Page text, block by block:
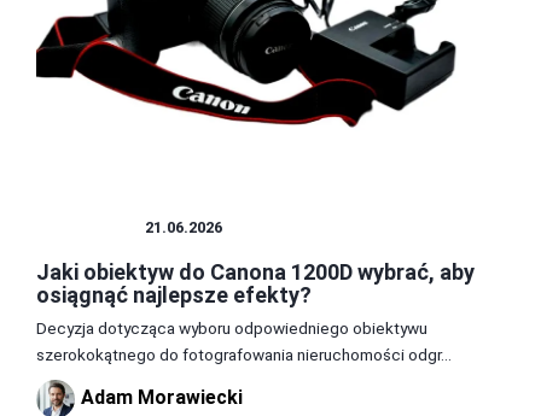
21.06.2026
Jaki obiektyw do Canona 1200D wybrać, aby
osiągnąć najlepsze efekty?
Decyzja dotycząca wyboru odpowiedniego obiektywu
szerokokątnego do fotografowania nieruchomości odgr...
Adam Morawiecki